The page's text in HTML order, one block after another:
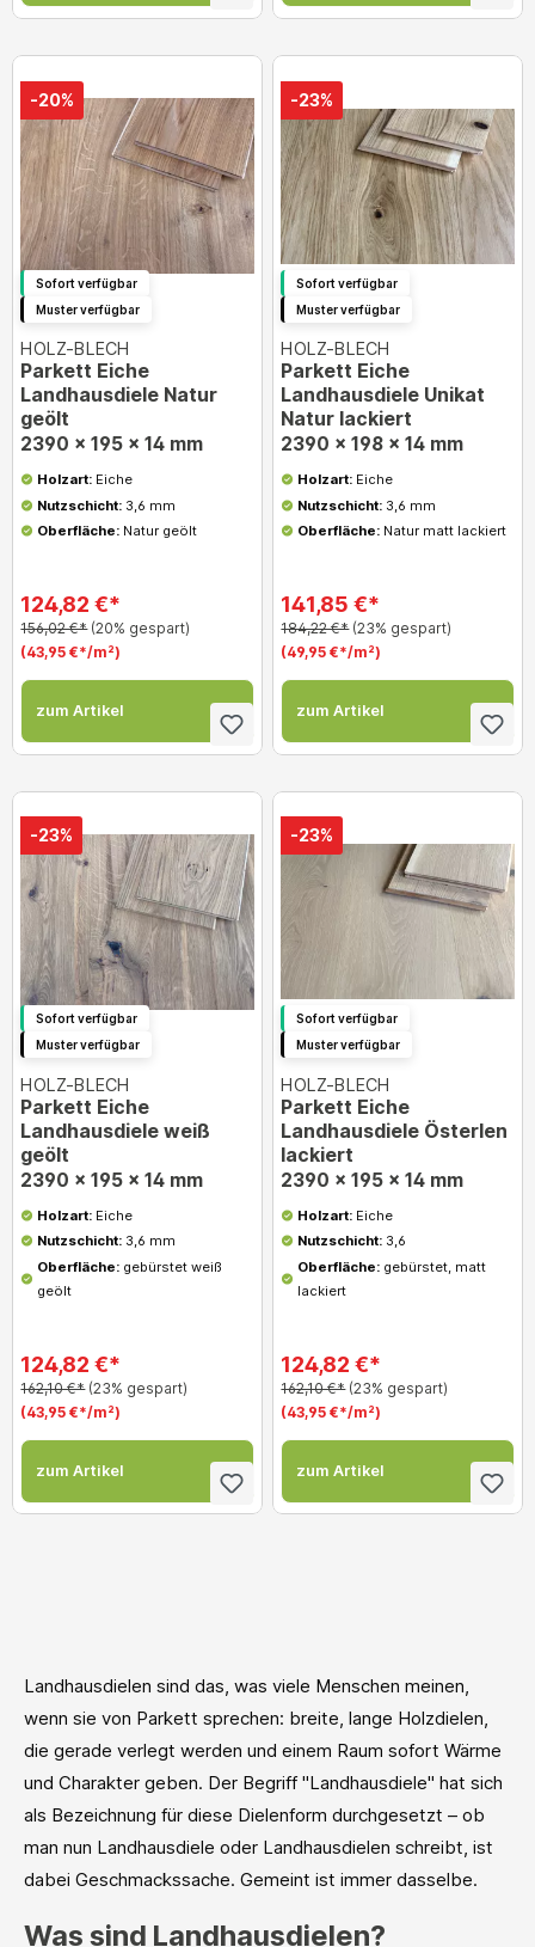
-20%
Sofort verfügbar
Muster verfügbar
HOLZ-BLECH
Parkett Eiche
Landhausdiele Natur
geölt
2390 x 195 x 14 mm
Holzart: Eiche
Nutzschicht:3,6 mm
Oberfläche:Natur geölt
124,82 €*
156,02 €* (20% gespart)
(43,95 €*/m²)
zum Artikel
-23%
Sofort verfügbar
Muster verfügbar
HOLZ-BLECH
Parkett Eiche
Landhausdiele Unikat
Natur lackiert
2390 x 198 x 14 mm
Holzart:Eiche
Nutzschicht:3,6 mm
Oberfläche:Natur matt lackiert
141,85 €*
184,22 €* (23% gespart)
(49,95 €*/m²)
zum Artikel
-23%
Sofort verfügbar
Muster verfügbar
HOLZ-BLECH
Parkett Eiche
Landhausdiele weiß
geölt
2390 x 195 x 14 mm
Holzart:Eiche
Nutzschicht: 3,6 mm
Oberfläche:gebürstet weiß
geölt
124,82 €*
162,10 €* (23% gespart)
(43,95 €*/m²)
zum Artikel
-23%
Sofort verfügbar
Muster verfügbar
HOLZ-BLECH
Parkett Eiche
Landhausdiele Österlen
lackiert
2390 x 195 x 14 mm
Holzart:Eiche
Nutzschicht:3,6
Oberfläche:gebürstet, matt
lackiert
124,82 €*
162,10 €* (23% gespart)
(43,95 €*/m²)
zum Artikel
Landhausdielen sind das, was viele Menschen meinen,
wenn sie von Parkett sprechen: breite, lange Holzdielen,
die gerade verlegt werden und einem Raum sofort Wärme
und Charakter geben. Der Begriff "Landhausdiele" hat sich
als Bezeichnung für diese Dielenform durchgesetzt – ob
man nun Landhausdiele oder Landhausdielen schreibt, ist
dabei Geschmackssache. Gemeint ist immer dasselbe.
Was sind Landhausdielen?